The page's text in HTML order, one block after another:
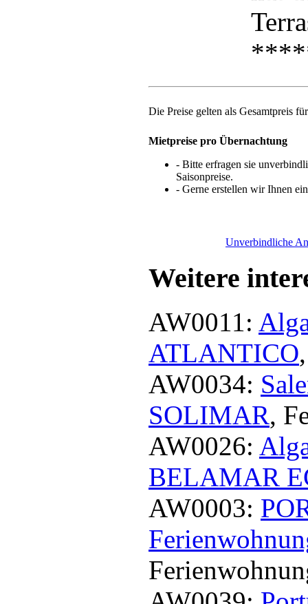
Die Preise gelten als Gesamtpreis
Mietpreise pro Übernachtung
- Bitte erfragen sie
Saisonpreise.
- Gerne erstellen wir Ihnen
Unverbindliche
Weitere
AW0011:
ATLANTICO
AW0034:
SOLIMAR,
AW0026:
BELAMAR
AW0003: